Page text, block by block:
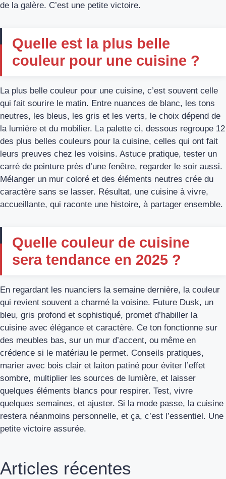
de la galère. C’est une petite victoire.
Quelle est la plus belle
couleur pour une cuisine ?
La plus belle couleur pour une cuisine, c’est souvent celle
qui fait sourire le matin. Entre nuances de blanc, les tons
neutres, les bleus, les gris et les verts, le choix dépend de
la lumière et du mobilier. La palette ci, dessous regroupe 12
des plus belles couleurs pour la cuisine, celles qui ont fait
leurs preuves chez les voisins. Astuce pratique, tester un
carré de peinture près d’une fenêtre, regarder le soir aussi.
Mélanger un mur coloré et des éléments neutres crée du
caractère sans se lasser. Résultat, une cuisine à vivre,
accueillante, qui raconte une histoire, à partager ensemble.
Quelle couleur de cuisine
sera tendance en 2025 ?
En regardant les nuanciers la semaine dernière, la couleur
qui revient souvent a charmé la voisine. Future Dusk, un
bleu, gris profond et sophistiqué, promet d’habiller la
cuisine avec élégance et caractère. Ce ton fonctionne sur
des meubles bas, sur un mur d’accent, ou même en
crédence si le matériau le permet. Conseils pratiques,
marier avec bois clair et laiton patiné pour éviter l’effet
sombre, multiplier les sources de lumière, et laisser
quelques éléments blancs pour respirer. Test, vivre
quelques semaines, et ajuster. Si la mode passe, la cuisine
restera néanmoins personnelle, et ça, c’est l’essentiel. Une
petite victoire assurée.
Articles récentes